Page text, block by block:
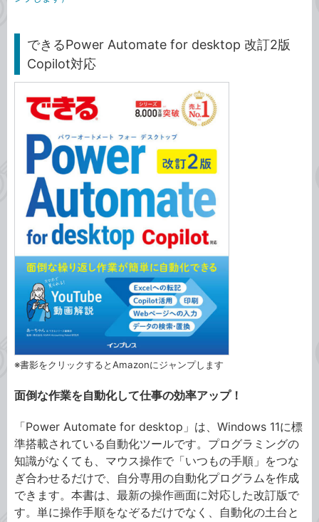
できるPower Automate for desktop 改訂2版
Copilot対応
※書影をクリックするとAmazonにジャンプします
面倒な作業を自動化して仕事の効率アップ！
「Power Automate for desktop」は、Windows 11に標
準搭載されている自動化ツールです。プログラミングの
知識がなくても、マウス操作で「いつもの手順」をつな
ぎ合わせるだけで、自分専用の自動化プログラムを作成
できます。本書は、最新の操作画面に対応した改訂版で
す。単に操作手順をなぞるだけでなく、自動化の土台と